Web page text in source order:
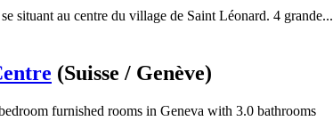
situant au centre du village de Saint Léonard. 4 grande...
(Suisse / Genève)
furnished rooms in Geneva with 3.0 bathrooms